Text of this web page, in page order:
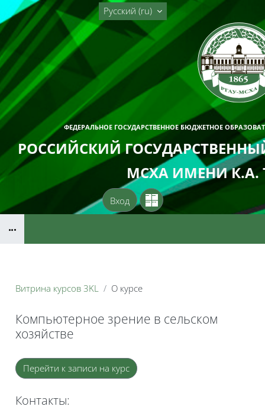
Перейти к основному содержанию
ФЕДЕРАЛЬНОЕ ГОСУДАРСТВЕННОЕ БЮДЖЕТНОЕ
РОССИЙСКИЙ
МСХА ИМЕНИ К.А.
Русский ‎(ru)‎
Вход
Витрина курсов 3KL О курсе
Компьютерное зрение в сельском
хозяйстве
Блоки
Перейти к записи на курс
Контакты: